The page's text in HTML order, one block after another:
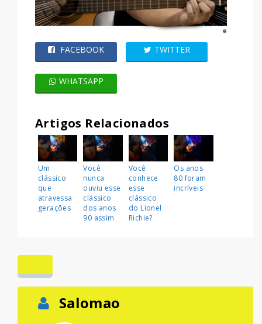
FACEBOOK TWITTER
WHATSAPP
Artigos Relacionados
Um
clássico
que
atravessa
gerações
Você
nunca
ouviu esse
clássico
dos anos
90 assim
Você
conhece
esse
clássico
do Lionel
Richie?
Os anos
80 foram
incríveis
Salomao